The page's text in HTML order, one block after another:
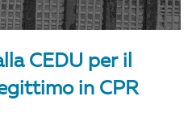
CEDU per il
in CPR